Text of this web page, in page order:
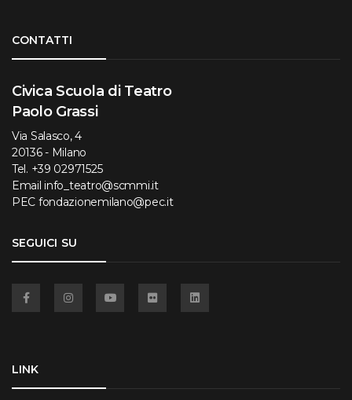
CONTATTI
Civica Scuola di Teatro
Paolo Grassi
Via Salasco, 4
20136 - Milano
Tel. +39 02971525
Email info_teatro@scmmi.it
PEC fondazionemilano@pec.it
SEGUICI SU
LINK